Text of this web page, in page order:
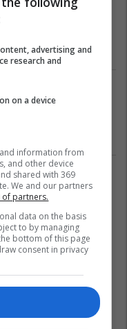
do ta
- Arbër Hajdari
mungojnë në
advertising and
research and
on a device
information from
and other device
shared with 369
We and our partners
of partners.
data on the basis
to by managing
bottom of this page
consent in privacy